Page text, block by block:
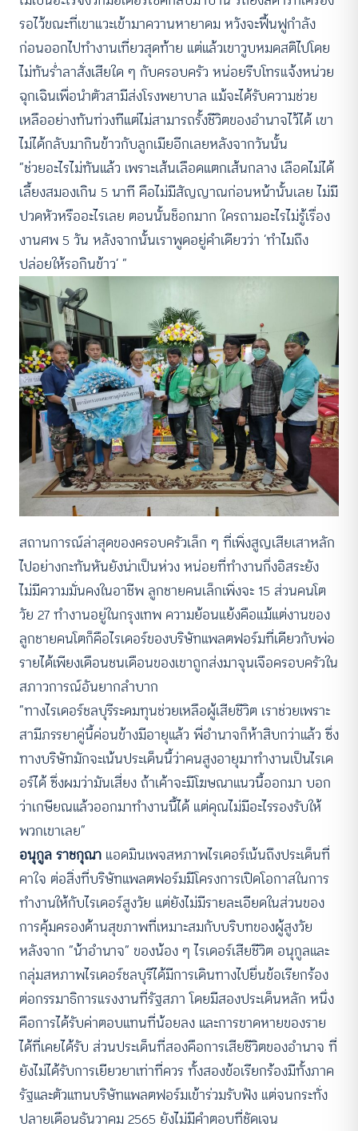
รอไว้ขณะที่เขาแวะเข้ามาควานหายาดม หวังจะฟื้นฟูกำลัง
ก่อนออกไปทำงานเที่ยวสุดท้าย แต่แล้วเขาวูบหมดสติไปโดย
ไม่ทันร่ำลาสั่งเสียใด ๆ กับครอบครัว หน่อยรีบโทรแจ้งหน่วย
ฉุกเฉินเพื่อนำตัวสามีส่งโรงพยาบาล แม้จะได้รับความช่วย
เหลืออย่างทันท่วงทีแต่ไม่สามารถรั้งชีวิตของอำนาจไว้ได้ เขา
ไม่ได้กลับมากินข้าวกับลูกเมียอีกเลยหลังจากวันนั้น
“ช่วยอะไรไม่ทันแล้ว เพราะเส้นเลือดแตกเส้นกลาง เลือดไม่ได้
เลี้ยงสมองเกิน 5 นาที คือไม่มีสัญญาณก่อนหน้านั้นเลย ไม่มี
ปวดหัวหรืออะไรเลย ตอนนั้นช็อกมาก ใครถามอะไรไม่รู้เรื่อง
งานศพ 5 วัน หลังจากนั้นเราพูดอยู่คำเดียวว่า ‘ทำไมถึง
ปล่อยให้รอกินข้าว’ ”
สถานการณ์ล่าสุดของครอบครัวเล็ก ๆ ที่เพิ่งสูญเสียเสาหลัก
ไปอย่างกะทันหันยังน่าเป็นห่วง หน่อยที่ทำงานกึ่งอิสระยัง
ไม่มีความมั่นคงในอาชีพ ลูกชายคนเล็กเพิ่งจะ 15 ส่วนคนโต
วัย 27 ทำงานอยู่ในกรุงเทพ ความย้อนแย้งคือแม้แต่งานของ
ลูกชายคนโตก็คือไรเดอร์ของบริษัทแพลตฟอร์มที่เดียวกับพ่อ
รายได้เพียงเดือนชนเดือนของเขาถูกส่งมาจุนเจือครอบครัวใน
สภาวการณ์อันยากลำบาก
“ทางไรเดอร์ชลบุรีระดมทุนช่วยเหลือผู้เสียชีวิต เราช่วยเพราะ
สามีภรรยาคู่นี้ค่อนข้างมีอายุแล้ว พี่อำนาจก็ห้าสิบกว่าแล้ว ซึ่ง
ทางบริษัทมักจะเน้นประเด็นนี้ว่าคนสูงอายุมาทำงานเป็นไรเด
อร์ได้ ซึ่งผมว่ามันเสี่ยง ถ้าเค้าจะมีโฆษณาแนวนี้ออกมา บอก
ว่าเกษียณแล้วออกมาทำงานนี้ได้ แต่คุณไม่มีอะไรรองรับให้
พวกเขาเลย”
อนุกูล ราชกุณา แอดมินเพจสหภาพไรเดอร์เน้นถึงประเด็นที่
คาใจ ต่อสิ่งที่บริษัทแพลตฟอร์มมีโครงการเปิดโอกาสในการ
ทำงานให้กับไรเดอร์สูงวัย แต่ยังไม่มีรายละเอียดในส่วนของ
การคุ้มครองด้านสุขภาพที่เหมาะสมกับบริบทของผู้สูงวัย
หลังจาก “น้าอำนาจ” ของน้อง ๆ ไรเดอร์เสียชีวิต อนุกูลและ
กลุ่มสหภาพไรเดอร์ชลบุรีได้มีการเดินทางไปยื่นข้อเรียกร้อง
ต่อกรรมาธิการแรงงานที่รัฐสภา โดยมีสองประเด็นหลัก หนึ่ง
คือการได้รับค่าตอบแทนที่น้อยลง และการขาดหายของราย
ได้ที่เคยได้รับ ส่วนประเด็นที่สองคือการเสียชีวิตของอำนาจ ที่
ยังไม่ได้รับการเยียวยาเท่าที่ควร ทั้งสองข้อเรียกร้องมีทั้งภาค
รัฐและตัวแทนบริษัทแพลตฟอร์มเข้าร่วมรับฟัง แต่จนกระทั่ง
ปลายเดือนธันวาคม 2565 ยังไม่มีคำตอบที่ชัดเจน